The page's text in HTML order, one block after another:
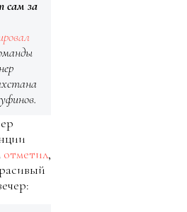
сам за
отметил,